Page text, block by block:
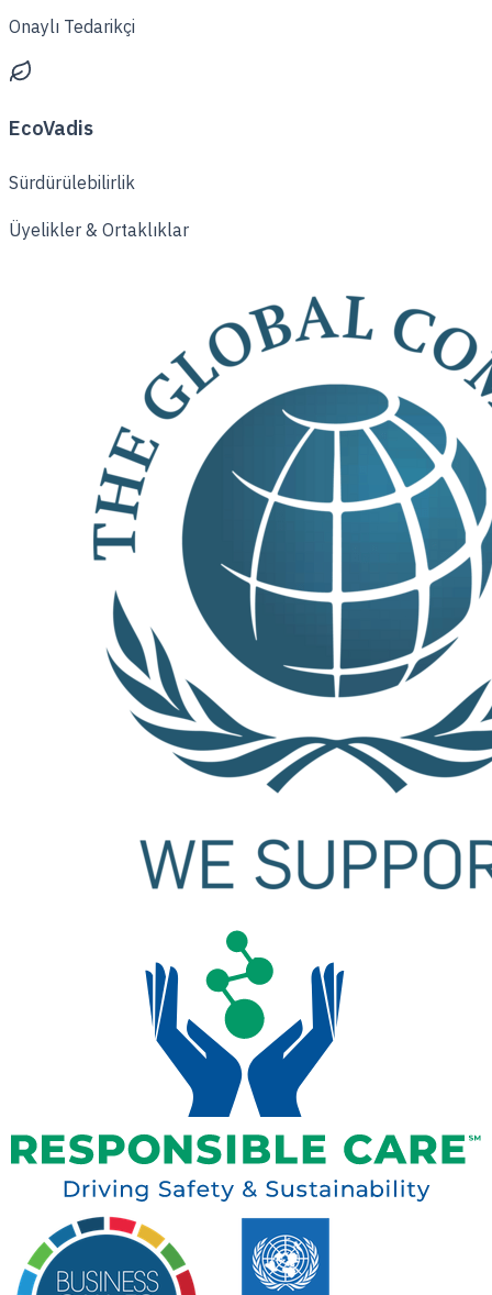
Onaylı Tedarikçi
EcoVadis
Sürdürülebilirlik
Üyelikler & Ortaklıklar